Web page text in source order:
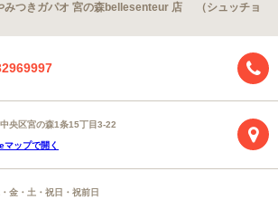
みつきガパオ 宮の森bellesenteur 店 （シュッチョ
央区宮の森1条15丁目3-22
マップで開く
金・土・祝日・祝前日